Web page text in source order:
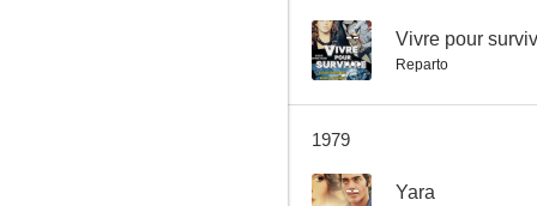
-- Vivre pour
Reparto
1979
-- Yara